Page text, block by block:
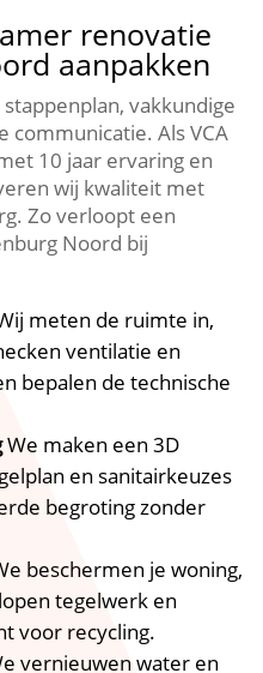
renovatie
aanpakken
vakkundige
communicatie.​ Als VCA
10 jaar ervaring en
wij kwaliteit met
Zo verloopt een
Noord bij
meten de ruimte in,
ventilatie en
bepalen de technische
We maken een 3D
en sanitairkeuzes
begroting zonder
beschermen je woning,
tegelwerk en
voor recycling.​
vernieuwen water en